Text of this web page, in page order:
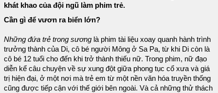
khát khao của đội ngũ làm phim trẻ.
Cần gì để vươn ra biển lớn?
Những đứa trẻ trong sương là phim tài liệu xoay quanh hành trình
trưởng thành của Di, cô bé người Mông ở Sa Pa, từ khi Di còn là
cô bé 12 tuổi cho đến khi trở thành thiếu nữ. Trong phim, nữ đạo
diễn kể câu chuyện về sự xung đột giữa phong tục cổ xưa và giá
trị hiện đại, ở một nơi mà trẻ em từ một nền văn hóa truyền thống
cũng được tiếp cận với thế giới bên ngoài. Và cả những thử thách